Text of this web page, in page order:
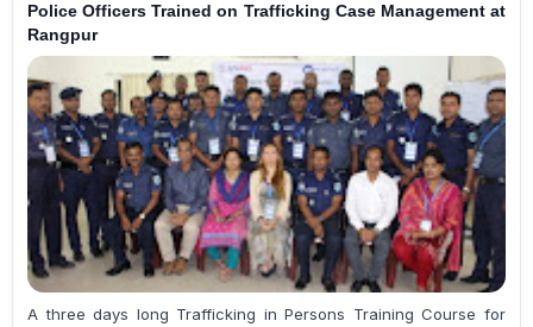
Police Officers Trained on Trafficking Case Management at
Rangpur
A three days long Trafficking in Persons Training Course for